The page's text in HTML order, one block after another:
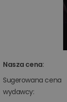
Nasza cena:
Sugerowana cena
wydawcy: